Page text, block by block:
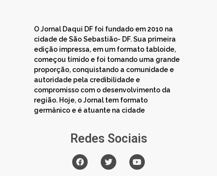
O Jornal Daqui DF foi fundado em 2010 na
cidade de São Sebastião- DF. Sua primeira
edição impressa, em um formato tabloide,
começou tímido e foi tomando uma grande
proporção, conquistando a comunidade e
autoridade pela credibilidade e
compromisso com o desenvolvimento da
região. Hoje, o Jornal tem formato
germânico e é atuante na cidade
Redes Sociais